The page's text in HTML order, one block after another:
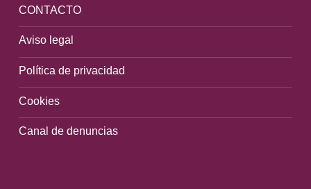
CONTACTO
Aviso legal
Política de privacidad
Cookies
Canal de denuncias